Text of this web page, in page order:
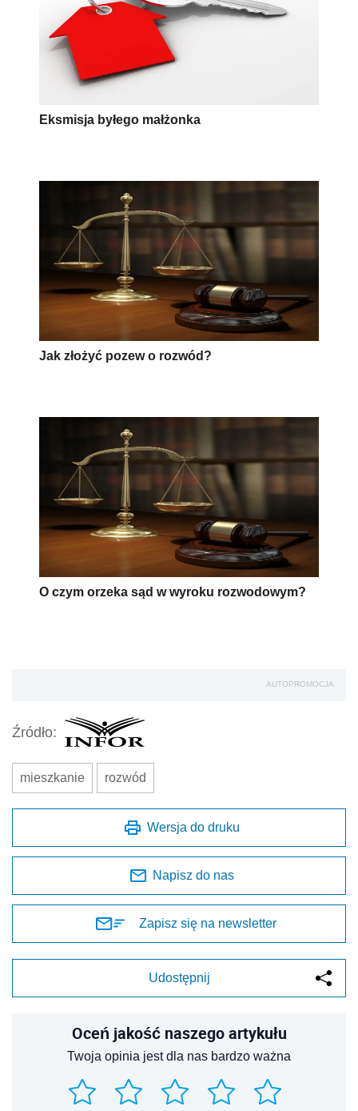
Eksmisja byłego małżonka
Jak złożyć pozew o rozwód?
O czym orzeka sąd w wyroku rozwodowym?
AUTOPROMOCJA
Źródło:
mieszkanie rozwód
Wersja do druku
Napisz do nas
Zapisz się na newsletter
Udostępnij
Oceń jakość naszego artykułu
Twoja opinia jest dla nas bardzo ważna